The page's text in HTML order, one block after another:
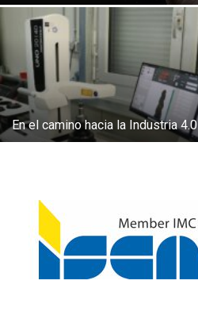
En el camino hacia la Industria 4.0